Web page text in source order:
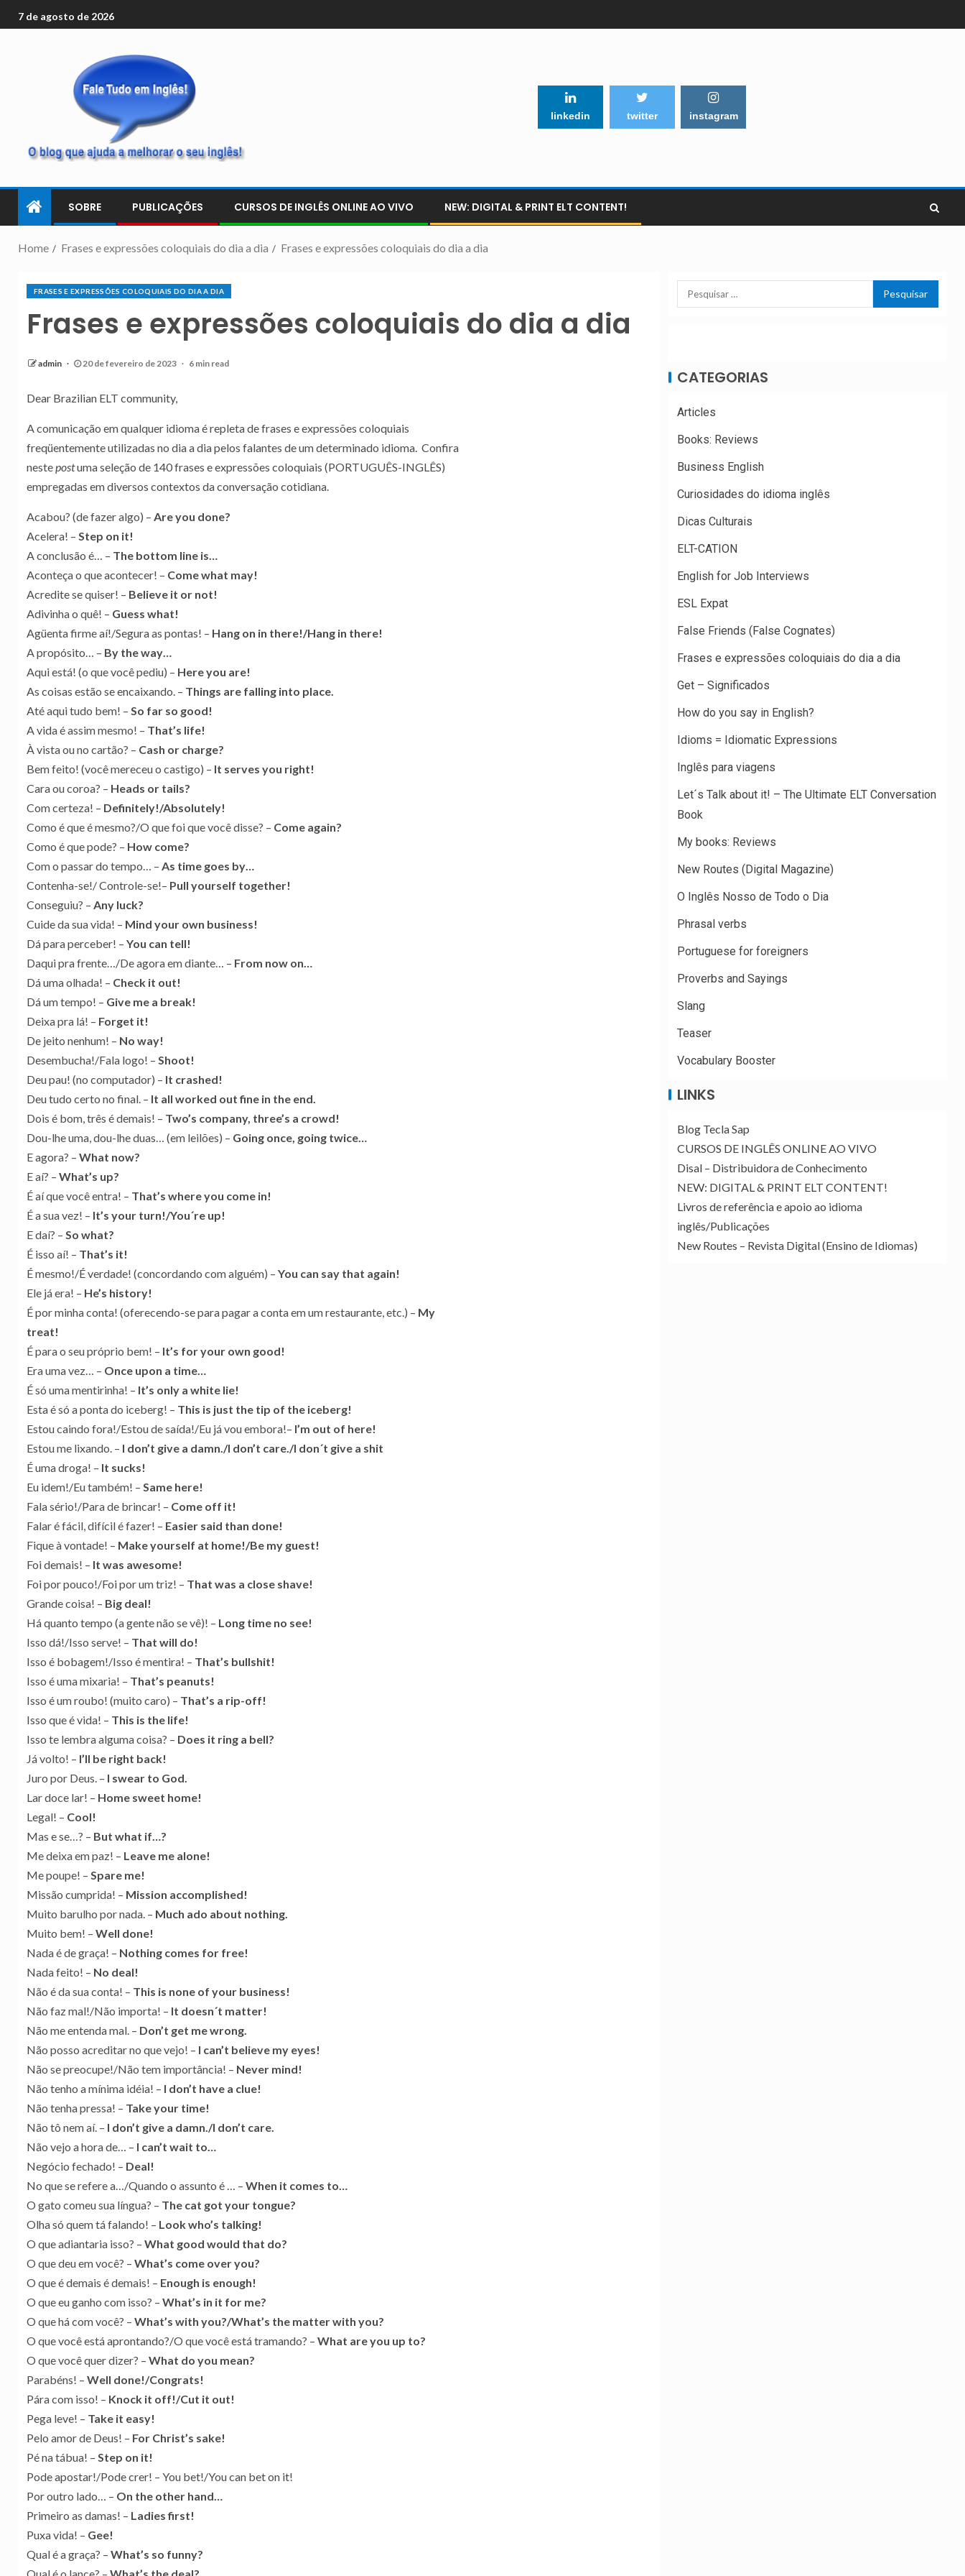
7 de agosto de 2026
linkedin twitter instagram
SOBRE PUBLICAÇÕES CURSOS DE INGLÊS ONLINE AO VIVO NEW: DIGITAL & PRINT ELT CONTENT!
Home Frases e expressões coloquiais do dia a dia Frases e expressões coloquiais do dia a dia
FRASES E EXPRESSÕES COLOQUIAIS DO DIA A DIA
Frases e expressões coloquiais do dia a dia
admin 20 de fevereiro de 2023 6 min read
Dear Brazilian ELT community,
A comunicação em qualquer idioma é repleta de frases e expressões coloquiais
freqüentemente utilizadas no dia a dia pelos falantes de um determinado idioma. Confira
nestepostuma seleção de 140 frases e expressões coloquiais (PORTUGUÊS-INGLÊS)
empregadas em diversos contextos da conversação cotidiana.
Acabou? (de fazer algo) – Are you done?
Acelera! – Step on it!
A conclusão é… – The bottom line is…
Aconteça o que acontecer! – Come what may!
Acredite se quiser! – Believe it or not!
Adivinha o quê! – Guess what!
Agüenta firme aí!/Segura as pontas! – Hang on in there!/Hang in there!
A propósito… – By the way…
Aqui está! (o que você pediu) – Here you are!
As coisas estão se encaixando. – Things are falling into place.
Até aqui tudo bem! – So far so good!
A vida é assim mesmo! – That’s life!
À vista ou no cartão? – Cash or charge?
Bem feito! (você mereceu o castigo) – It serves you right!
Cara ou coroa? – Heads or tails?
Com certeza! – Definitely!/Absolutely!
Como é que é mesmo?/O que foi que você disse? – Come again?
Como é que pode? – How come?
Com o passar do tempo… – As time goes by…
Contenha-se!/ Controle-se!– Pull yourself together!
Conseguiu? – Any luck?
Cuide da sua vida! – Mind your own business!
Dá para perceber! – You can tell!
Daqui pra frente…/De agora em diante… – From now on…
Dá uma olhada! – Check it out!
Dá um tempo! – Give me a break!
Deixa pra lá! – Forget it!
De jeito nenhum! – No way!
Desembucha!/Fala logo! – Shoot!
Deu pau! (no computador) – It crashed!
Deu tudo certo no final. – It all worked out fine in the end.
Dois é bom, três é demais! – Two’s company, three’s a crowd!
Dou-lhe uma, dou-lhe duas… (em leilões) – Going once, going twice…
E agora? – What now?
E aí? – What’s up?
É aí que você entra! – That’s where you come in!
É a sua vez! – It’s your turn!/You´re up!
E daí? – So what?
É isso aí! – That’s it!
É mesmo!/É verdade! (concordando com alguém) – You can say that again!
Ele já era! – He’s history!
É por minha conta! (oferecendo-se para pagar a conta em um restaurante, etc.) – My
treat!
É para o seu próprio bem! – It’s for your own good!
Era uma vez… – Once upon a time…
É só uma mentirinha! – It’s only a white lie!
Esta é só a ponta do iceberg! – This is just the tip of the iceberg!
Estou caindo fora!/Estou de saída!/Eu já vou embora!– I’m out of here!
Estou me lixando. – I don’t give a damn./I don’t care./I don´t give a shit
É uma droga! – It sucks!
Eu idem!/Eu também! – Same here!
Fala sério!/Para de brincar! – Come off it!
Falar é fácil, difícil é fazer! – Easier said than done!
Fique à vontade! – Make yourself at home!/Be my guest!
Foi demais! – It was awesome!
Foi por pouco!/Foi por um triz! – That was a close shave!
Grande coisa! – Big deal!
Há quanto tempo (a gente não se vê)! – Long time no see!
Isso dá!/Isso serve! – That will do!
Isso é bobagem!/Isso é mentira! – That’s bullshit!
Isso é uma mixaria! – That’s peanuts!
Isso é um roubo! (muito caro) – That’s a rip-off!
Isso que é vida! – This is the life!
Isso te lembra alguma coisa? – Does it ring a bell?
Já volto! – I’ll be right back!
Juro por Deus. – I swear to God.
Lar doce lar! – Home sweet home!
Legal! – Cool!
Mas e se…? – But what if…?
Me deixa em paz! – Leave me alone!
Me poupe! – Spare me!
Missão cumprida! – Mission accomplished!
Muito barulho por nada. – Much ado about nothing.
Muito bem! – Well done!
Nada é de graça! – Nothing comes for free!
Nada feito! – No deal!
Não é da sua conta! – This is none of your business!
Não faz mal!/Não importa! – It doesn´t matter!
Não me entenda mal. – Don’t get me wrong.
Não posso acreditar no que vejo! – I can’t believe my eyes!
Não se preocupe!/Não tem importância! – Never mind!
Não tenho a mínima idéia! – I don’t have a clue!
Não tenha pressa! – Take your time!
Não tô nem aí. – I don’t give a damn./I don’t care.
Não vejo a hora de… – I can’t wait to…
Negócio fechado! – Deal!
No que se refere a…/Quando o assunto é … – When it comes to…
O gato comeu sua língua? – The cat got your tongue?
Olha só quem tá falando! – Look who’s talking!
O que adiantaria isso? – What good would that do?
O que deu em você? – What’s come over you?
O que é demais é demais! – Enough is enough!
O que eu ganho com isso? – What’s in it for me?
O que há com você? – What’s with you?/What’s the matter with you?
O que você está aprontando?/O que você está tramando? – What are you up to?
O que você quer dizer? – What do you mean?
Parabéns! – Well done!/Congrats!
Pára com isso! – Knock it off!/Cut it out!
Pega leve! – Take it easy!
Pelo amor de Deus! – For Christ’s sake!
Pé na tábua! – Step on it!
Pode apostar!/Pode crer! – You bet!/You can bet on it!
Por outro lado… – On the other hand…
Primeiro as damas! – Ladies first!
Puxa vida! – Gee!
Qual é a graça? – What’s so funny?
CATEGORIAS
Articles
Books: Reviews
Business English
Curiosidades do idioma inglês
Dicas Culturais
ELT-CATION
English for Job Interviews
ESL Expat
False Friends (False Cognates)
Frases e expressões coloquiais do dia a dia
Get – Significados
How do you say in English?
Idioms = Idiomatic Expressions
Inglês para viagens
Let´s Talk about it! – The Ultimate ELT Conversation
Book
My books: Reviews
New Routes (Digital Magazine)
O Inglês Nosso de Todo o Dia
Phrasal verbs
Portuguese for foreigners
Proverbs and Sayings
Slang
Teaser
Vocabulary Booster
LINKS
Blog Tecla Sap
CURSOS DE INGLÊS ONLINE AO VIVO
Disal – Distribuidora de Conhecimento
NEW: DIGITAL & PRINT ELT CONTENT!
Livros de referência e apoio ao idioma
inglês/Publicações
New Routes – Revista Digital (Ensino de Idiomas)